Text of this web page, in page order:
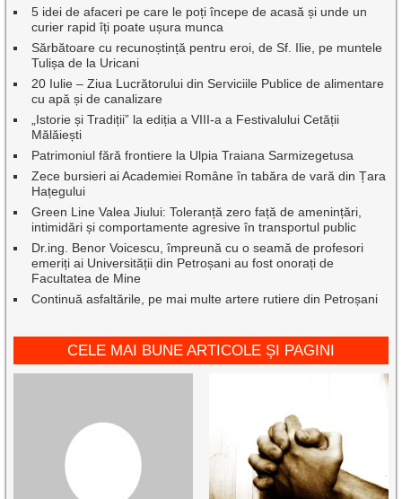
5 idei de afaceri pe care le poți începe de acasă și unde un
curier rapid îți poate ușura munca
Sărbătoare cu recunoștință pentru eroi, de Sf. Ilie, pe muntele
Tulișa de la Uricani
20 Iulie – Ziua Lucrătorului din Serviciile Publice de alimentare
cu apă și de canalizare
„Istorie și Tradiții” la ediția a VIII-a a Festivalului Cetății
Mălăiești
Patrimoniul fără frontiere la Ulpia Traiana Sarmizegetusa
Zece bursieri ai Academiei Române în tabăra de vară din Țara
Hațegului
Green Line Valea Jiului: Toleranță zero față de amenințări,
intimidări și comportamente agresive în transportul public
Dr.ing. Benor Voicescu, împreună cu o seamă de profesori
emeriți ai Universității din Petroșani au fost onorați de
Facultatea de Mine
Continuă asfaltările, pe mai multe artere rutiere din Petroșani
CELE MAI BUNE ARTICOLE ȘI PAGINI